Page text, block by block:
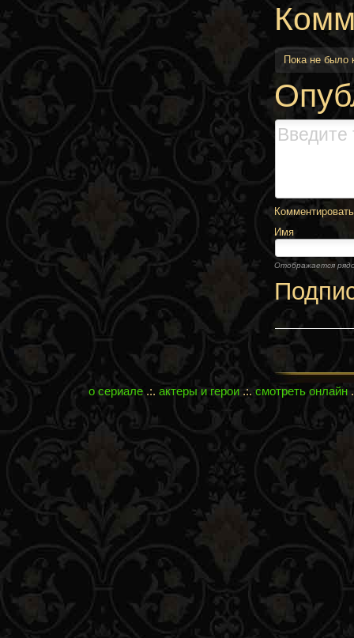
Пока не было
Имя
Отображается
о сериале .:.актеры и герои .:.смотреть онлайн